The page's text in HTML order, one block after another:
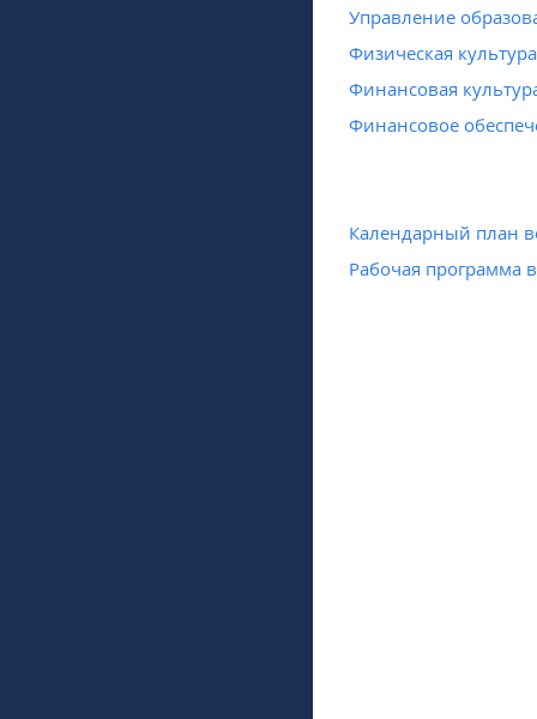
Управление
Физическая
Финансовая
Финансовое
Календарный план
Рабочая программа